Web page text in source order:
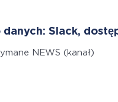
danych: Slack,
NEWS (kanał)